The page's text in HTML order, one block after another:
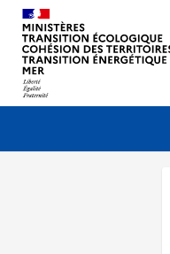
Navigation
Menu principal